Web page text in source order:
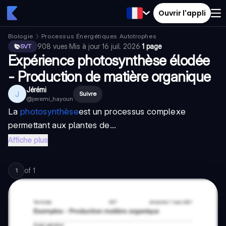
Ouvrir l'appli
Biologie
Processus Énergétiques Autotrophes
SVT
908 vues·Mis à jour16 juil. 2026·1 page
Expérience photosynthèse élodée
- Production de matière organique
J Jérémi
@jeremi_hayoun
Suivre
La photosynthèseest un processus complexe
permettant aux plantes de...
Affiche plus
1 of 1